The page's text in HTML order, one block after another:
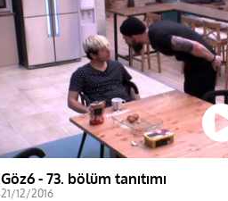
Göz6 - 73. bölüm tanıtımı
21/12/2016